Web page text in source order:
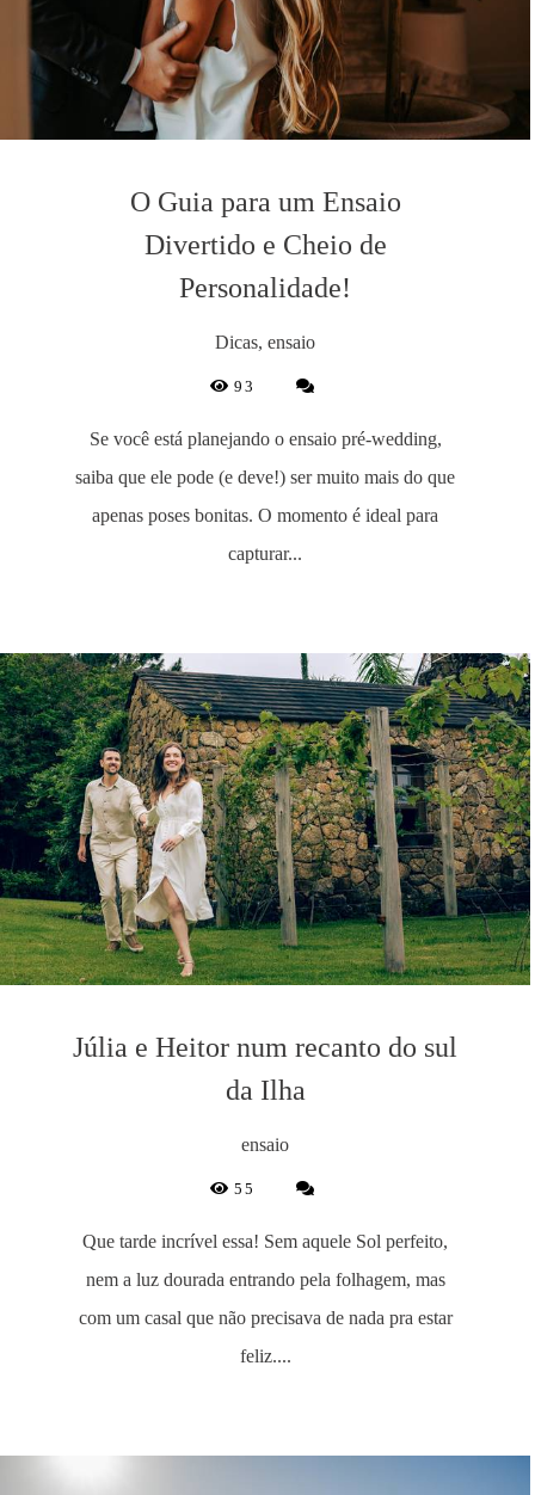
O Guia para um Ensaio
Divertido e Cheio de
Personalidade!
Dicas, ensaio
93
Se você está planejando o ensaio pré-wedding,
saiba que ele pode (e deve!) ser muito mais do que
apenas poses bonitas. O momento é ideal para
capturar...
Júlia e Heitor num recanto do sul
da Ilha
ensaio
55
Que tarde incrível essa! Sem aquele Sol perfeito,
nem a luz dourada entrando pela folhagem, mas
com um casal que não precisava de nada pra estar
feliz....